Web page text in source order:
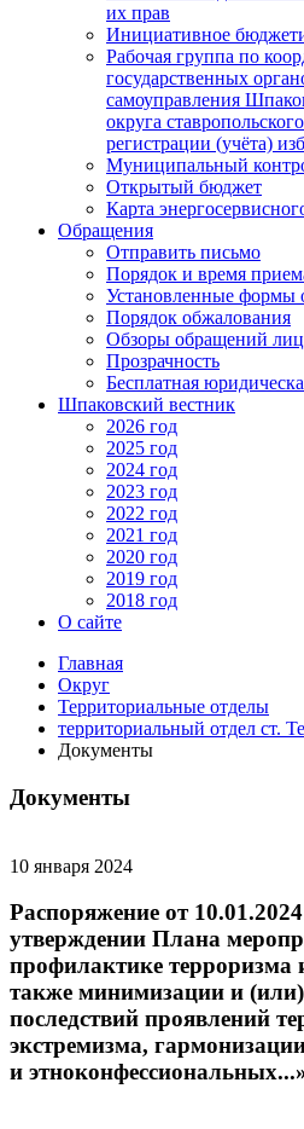
их прав
Инициативное
Рабочая группа по
государственных
самоуправления
округа
регистрации (учёта)
Муниципальный
Открытый бюджет
Карта
Обращения
Отправить письмо
Порядок и время
Установленные формы
Порядок обжалования
Обзоры обращений лиц
Прозрачность
Бесплатная
Шпаковский вестник
2026 год
2025 год
2024 год
2023 год
2022 год
2021 год
2020 год
2019 год
2018 год
О сайте
Главная
Округ
Территориальные отделы
территориальный отдел ст.
Документы
Документы
10 января 2024
Распоряжение от
утверждении Плана
профилактике терроризма
также минимизации и
последствий проявлений
экстремизма,
и